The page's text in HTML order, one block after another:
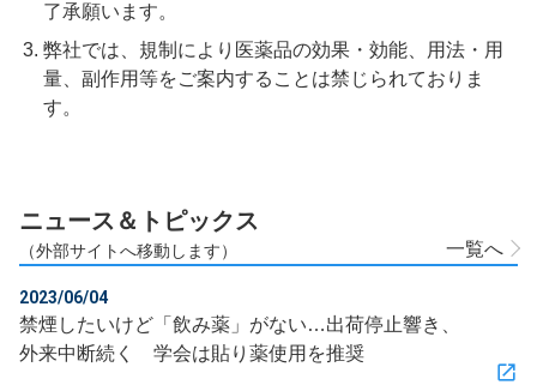
了承願います。
弊社では、規制により医薬品の効果・効能、用法・用
量、副作用等をご案内することは禁じられておりま
す。
ニュース＆トピックス
（外部サイトへ移動します） 一覧へ
2023/06/04
禁煙したいけど「飲み薬」がない…出荷停止響き、
外来中断続く 学会は貼り薬使用を推奨